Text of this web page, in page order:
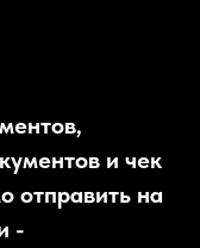
и чек
отправить на
-